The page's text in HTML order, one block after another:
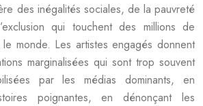
des inégalités sociales, de la pauvreté
qui touchent des millions de
monde. Les artistes engagés donnent
marginalisées qui sont trop souvent
par les médias dominants, en
poignantes, en dénonçant les